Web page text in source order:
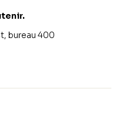
bureau 400